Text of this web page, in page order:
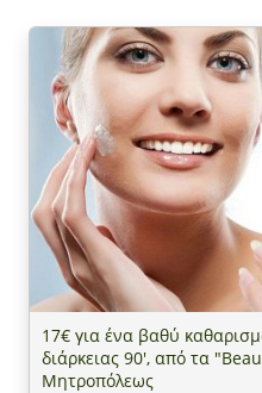
17€ για ένα βαθύ
διάρκειας 90', από τα
Μητροπόλεως